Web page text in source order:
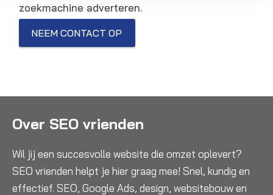
zoekmachine adverteren.
NEEM CONTACT OP
Over SEO vrienden
Wil jij een succesvolle website die omzet oplevert?
SEO vrienden helpt je hier graag mee! Snel, kundig en
effectief. SEO, Google Ads, design, websitebouw en